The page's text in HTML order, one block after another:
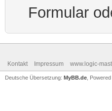
Formular
Kontakt Impressum www.logic-
Deutsche Übersetzung: MyBB.de ,